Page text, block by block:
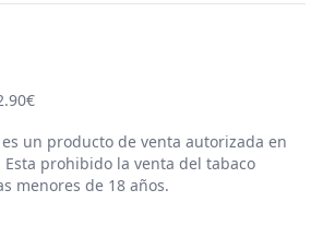
€
es un producto de venta autorizada en
Esta prohibido la venta del tabaco
menores de 18 años.